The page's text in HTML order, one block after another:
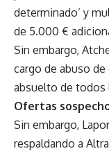
determinado’ y
de 5.000 €
Sin embargo,
cargo de abuso
absuelto de todos
Ofertas
Sin embargo,
respaldando a